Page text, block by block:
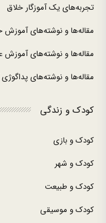
تجربه‌های یک آموزگار خلاق
مقاله‌ها و نوشته‌های آموزش
مقاله‌ها و نوشته‌های آموزش
مقاله‌ها و نوشته‌های
کودک و زندگی
کودک و بازی
کودک و شهر
کودک و طبیعت
کودک و موسیقی